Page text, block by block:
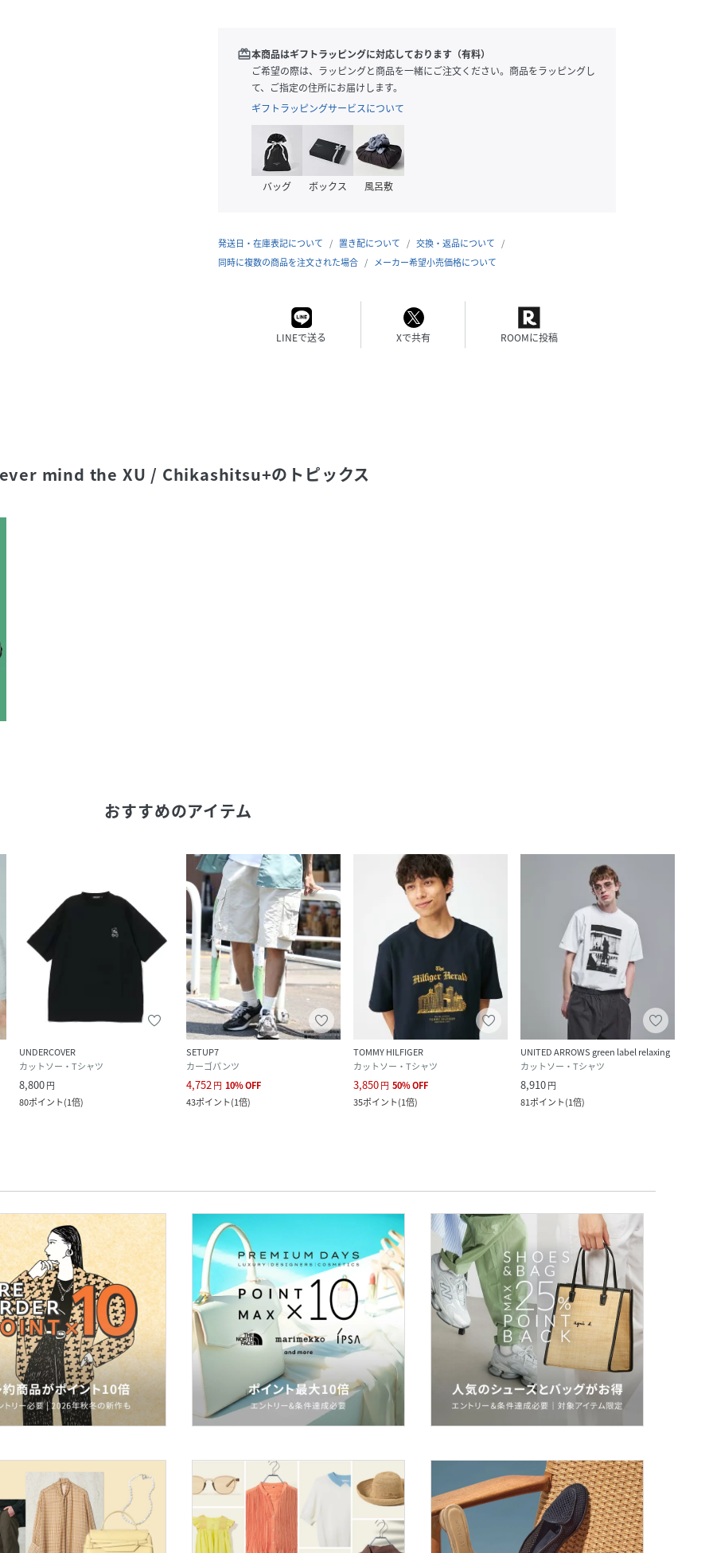
redeem本商品はギフトラッピングに対応しております（有料）
ご希望の際は、ラッピングと商品を一緒にご注文ください。商品をラッピングし
て、ご指定の住所にお届けします。
ギフトラッピングサービスについて
バッグ ボックス 風呂敷
発送日・在庫表記について 置き配について
交換・返品について
同時に複数の商品を注文された場合
メーカー希望小売価格について
LINEで送る Xで共有 ROOMに投稿
mind the XU / Chikashitsu+のトピックス
おすすめのアイテム
UNDERCOVER
カットソー・Tシャツ
8,800円
80ポイント(1倍)
SETUP7
カーゴパンツ
4,752円 10%OFF
43ポイント(1倍)
TOMMY HILFIGER
カットソー・Tシャツ
3,850円 50%OFF
35ポイント(1倍)
UNITED ARROWS green label relaxing
カットソー・Tシャツ
8,910円
81ポイント(1倍)